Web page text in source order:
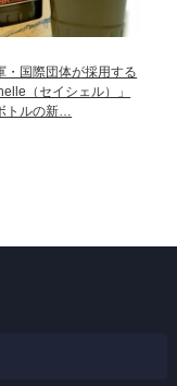
・国際団体が採用する
（セイシェル）」
トルの新…